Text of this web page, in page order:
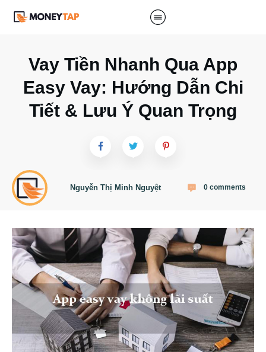
Vay Tiền Nhanh Qua App
Easy Vay: Hướng Dẫn Chi
Tiết & Lưu Ý Quan Trọng
Nguyễn Thị Minh Nguyệt 0comments